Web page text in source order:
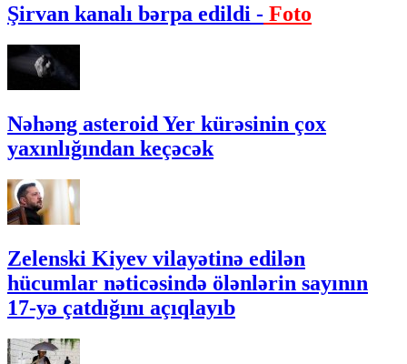
Şirvan kanalı bərpa edildi - Foto
Nəhəng asteroid Yer kürəsinin çox
yaxınlığından keçəcək
Zelenski Kiyev vilayətinə edilən
hücumlar nəticəsində ölənlərin sayının
17-yə çatdığını açıqlayıb